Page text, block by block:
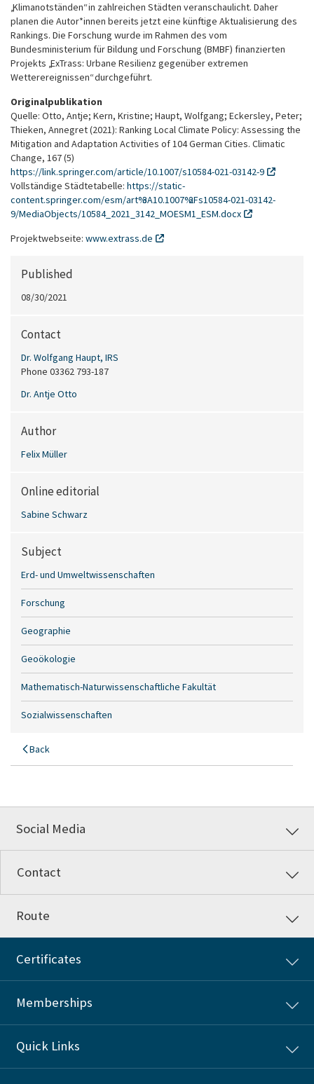
„Klimanotständen“ in zahlreichen Städten veranschaulicht. Daher
planen die Autor*innen bereits jetzt eine künftige Aktualisierung des
Rankings. Die Forschung wurde im Rahmen des vom
Bundesministerium für Bildung und Forschung (BMBF) finanzierten
Projekts „ExTrass: Urbane Resilienz gegenüber extremen
Wetterereignissen“ durchgeführt.
Originalpublikation
Quelle: Otto, Antje; Kern, Kristine; Haupt, Wolfgang; Eckersley, Peter;
Thieken, Annegret (2021): Ranking Local Climate Policy: Assessing the
Mitigation and Adaptation Activities of 104 German Cities. Climatic
Change, 167 (5)
https://link.springer.com/article/10.1007/s10584-021-03142-9
Vollständige Städtetabelle: https://static-
content.springer.com/esm/art%3A10.1007%2Fs10584-021-03142-
9/MediaObjects/10584_2021_3142_MOESM1_ESM.docx
Projektwebseite: www.extrass.de
Back
Published
08/30/2021
Contact
Dr. Wolfgang Haupt, IRS
Phone 03362 793-187
Dr. Antje Otto
Author
Felix Müller
Online editorial
Sabine Schwarz
Subject
Erd- und Umweltwissenschaften
Forschung
Geographie
Geoökologie
Mathematisch-Naturwissenschaftliche Fakultät
Sozialwissenschaften
Social Media
Contact
Route
Certificates
Memberships
Quick Links